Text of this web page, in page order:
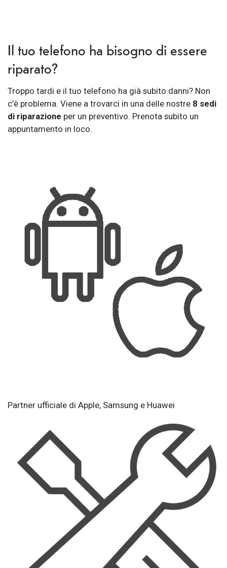
Il tuo telefono ha bisogno di essere
riparato?
Troppo tardi e il tuo telefono ha già subito danni? Non
c'è problema. Viene a trovarci in una delle nostre 8 sedi
di riparazione per un preventivo. Prenota subito un
appuntamento in loco.
Partner ufficiale di Apple, Samsung e Huawei